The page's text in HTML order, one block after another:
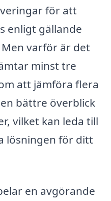
för att
enligt gällande
varför är det
minst tre
att jämföra flera
bättre överblick
vilket kan leda till
lösningen för ditt
en avgörande